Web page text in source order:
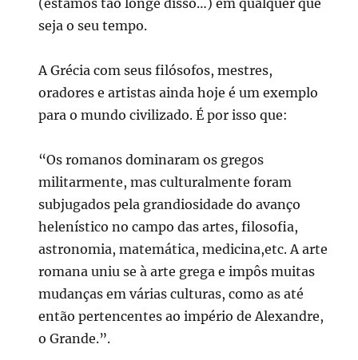
(estamos tão longe disso…) em qualquer que
seja o seu tempo.
A Grécia com seus filósofos, mestres,
oradores e artistas ainda hoje é um exemplo
para o mundo civilizado. É por isso que:
“Os romanos dominaram os gregos
militarmente, mas culturalmente foram
subjugados pela grandiosidade do avanço
helenístico no campo das artes, filosofia,
astronomia, matemática, medicina,etc. A arte
romana uniu se à arte grega e impôs muitas
mudanças em várias culturas, como as até
então pertencentes ao império de Alexandre,
o Grande.”.